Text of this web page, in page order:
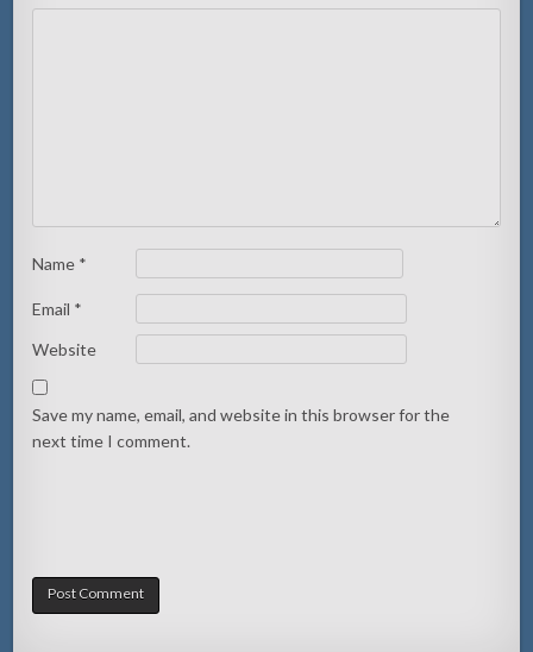
Name *
Email *
Website
Save my name, email, and website in this browser for the
next time I comment.